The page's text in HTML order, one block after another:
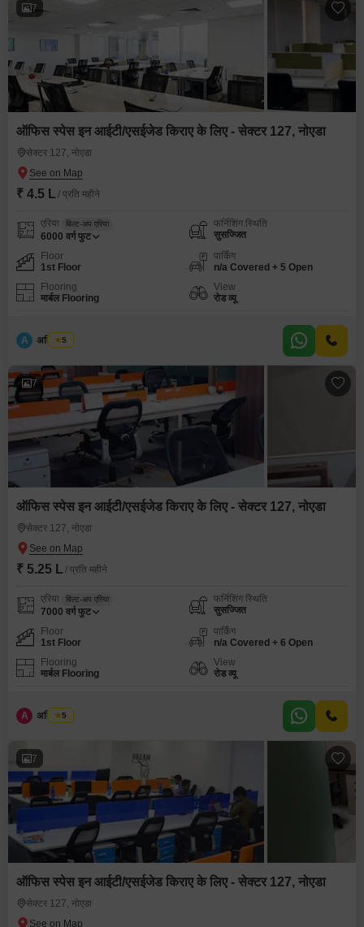
7
ऑफिस स्पेस इन आईटी/एसईजेड किराए के लिए - सेक्टर 127, नोएडा
सेक्टर 127, नोएडा
₹ 4.5 L / प्रति महीने
एरिया बिल्ट-अप एरिया
6000 वर्ग फुट
फर्निशिंग स्थिति
सुसज्जित
Floor
1st Floor
पार्किंग
n/a Covered + 5 Open
Flooring
मार्बल Flooring
View
रोड व्यू
A अमित सिंघ
5
7
ऑफिस स्पेस इन आईटी/एसईजेड किराए के लिए - सेक्टर 127, नोएडा
सेक्टर 127, नोएडा
₹ 5.25 L / प्रति महीने
एरिया बिल्ट-अप एरिया
7000 वर्ग फुट
फर्निशिंग स्थिति
सुसज्जित
Floor
1st Floor
पार्किंग
n/a Covered + 6 Open
Flooring
मार्बल Flooring
View
रोड व्यू
A अमित सिंघ
5
7
ऑफिस स्पेस इन आईटी/एसईजेड किराए के लिए - सेक्टर 127, नोएडा
सेक्टर 127, नोएडा